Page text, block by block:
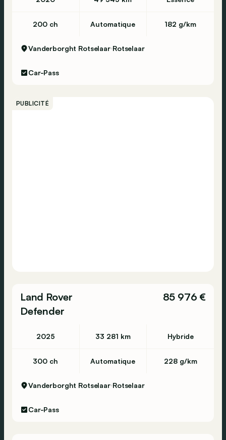
200 ch Automatique 182 g/km
Vanderborght Rotselaar Rotselaar
Car-Pass
PUBLICITÉ
Land Rover
Defender
85 976 €
2025 33 281 km Hybride
300 ch Automatique 228 g/km
Vanderborght Rotselaar Rotselaar
Car-Pass